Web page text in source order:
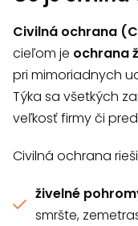
Civilná ochrana
cieľom je ochrana
pri mimoriadnych
Týka sa všetkých
veľkosť firmy či
Civilná ochrana
živelné
smršte,